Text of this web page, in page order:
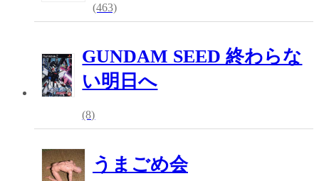
(463)
GUNDAM SEED 終わらな
い明日へ
(8)
うまごめ会